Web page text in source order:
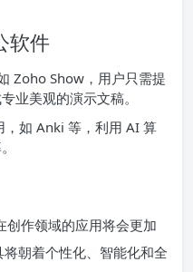
软件
Zoho Show，用户只需提
业美观的演示文稿。
，如 Anki 等，利用 AI 算
创作领域的应用将会更加
朝着个性化、智能化和全